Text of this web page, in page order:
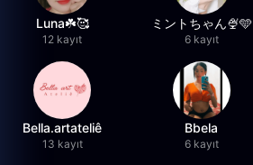
Luna☘️🥰
12 kayıt
ミントちゃん🍨🩵
6 kayıt
Bella.artateliê
13 kayıt
Bbela
6 kayıt